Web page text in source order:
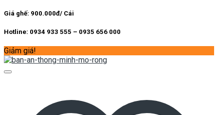
Giá ghế: 900.000đ/ Cái
Hotline: 0934 933 555 – 0935 656 000
Giảm giá!